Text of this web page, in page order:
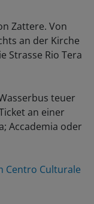
Zattere. Von
an der Kirche
Strasse Rio Tera
teuer
an einer
Accademia oder
Centro Culturale